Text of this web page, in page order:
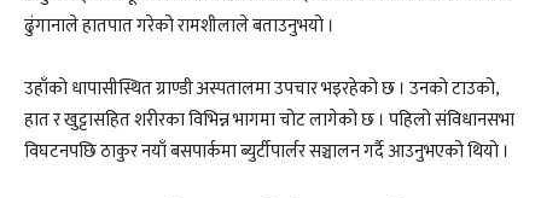
ढुंगानाले हातपात गरेको रामशीलाले बताउनुभयो ।
उहाँको धापासीस्थित ग्राण्डी अस्पतालमा उपचार भइरहेको छ । उनको टाउको,
हात र खुट्टासहित शरीरका विभिन्न भागमा चोट लागेको छ । पहिलो संविधानसभा
विघटनपछि ठाकुर नयाँ बसपार्कमा ब्युर्टीपार्लर सञ्चालन गर्दै आउनुभएको थियो ।